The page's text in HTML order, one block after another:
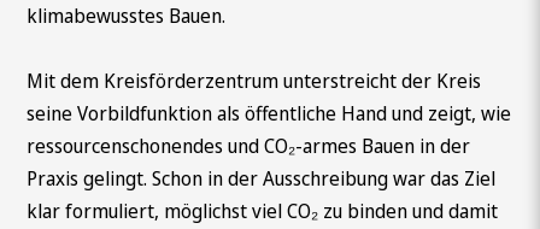
klimabewusstes Bauen.
Mit dem Kreisförderzentrum unterstreicht der Kreis
seine Vorbildfunktion als öffentliche Hand und zeigt, wie
ressourcenschonendes und CO₂-armes Bauen in der
Praxis gelingt. Schon in der Ausschreibung war das Ziel
klar formuliert, möglichst viel CO₂ zu binden und damit